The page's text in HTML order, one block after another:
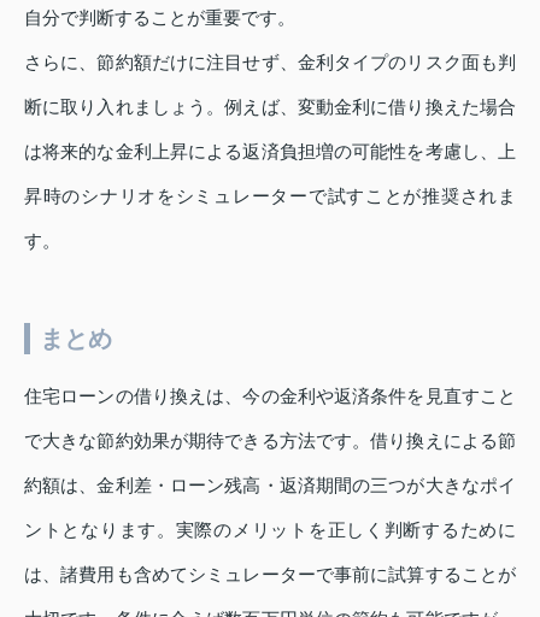
自分で判断することが重要です。
さらに、節約額だけに注目せず、金利タイプのリスク面も判
断に取り入れましょう。例えば、変動金利に借り換えた場合
は将来的な金利上昇による返済負担増の可能性を考慮し、上
昇時のシナリオをシミュレーターで試すことが推奨されま
す。
まとめ
住宅ローンの借り換えは、今の金利や返済条件を見直すこと
で大きな節約効果が期待できる方法です。借り換えによる節
約額は、金利差・ローン残高・返済期間の三つが大きなポイ
ントとなります。実際のメリットを正しく判断するために
は、諸費用も含めてシミュレーターで事前に試算することが